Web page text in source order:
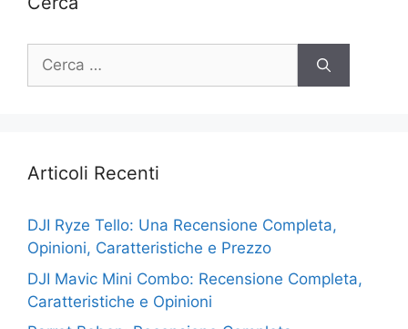
Ricerca
Articoli Recenti
DJI Ryze Tello: Una Recensione Completa,
Opinioni, Caratteristiche e Prezzo
DJI Mavic Mini Combo: Recensione Completa,
Caratteristiche e Opinioni